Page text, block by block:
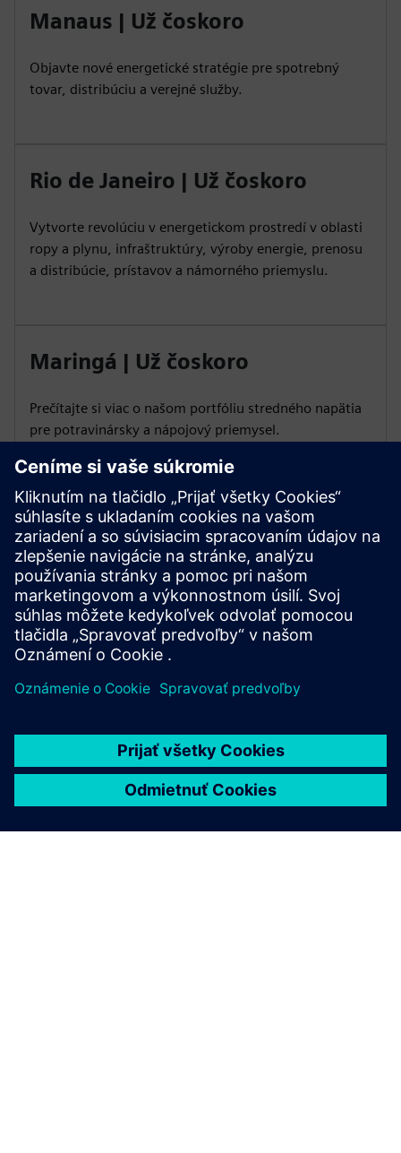
Manaus | Už čoskoro
Objavte nové energetické stratégie pre spotrebný
tovar, distribúciu a verejné služby.
Rio de Janeiro | Už čoskoro
Vytvorte revolúciu v energetickom prostredí v oblasti
ropy a plynu, infraštruktúry, výroby energie, prenosu
a distribúcie, prístavov a námorného priemyslu.
Maringá | Už čoskoro
Prečítajte si viac o našom portfóliu stredného napätia
pre potravinársky a nápojový priemysel.
District Federal | Už čoskoro
Pochopte, ako urýchliť modernizáciu energie v
infraštruktúrnom priemysle.